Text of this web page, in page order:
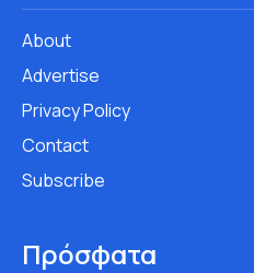
About
Advertise
Privacy Policy
Contact
Subscribe
Πρόσφατα